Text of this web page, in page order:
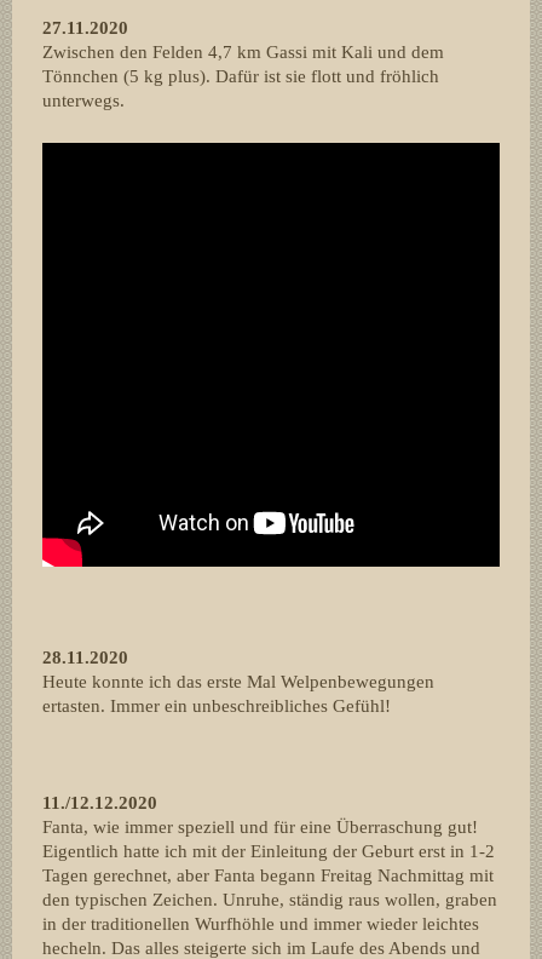
27.11.2020
Zwischen den Felden 4,7 km Gassi mit Kali und dem
Tönnchen (5 kg plus). Dafür ist sie flott und fröhlich
unterwegs.
28.11.2020
Heute konnte ich das erste Mal Welpenbewegungen
ertasten. Immer ein unbeschreibliches Gefühl!
11./12.12.2020
Fanta, wie immer speziell und für eine Überraschung gut!
Eigentlich hatte ich mit der Einleitung der Geburt erst in 1-2
Tagen gerechnet, aber Fanta begann Freitag Nachmittag mit
den typischen Zeichen. Unruhe, ständig raus wollen, graben
in der traditionellen Wurfhöhle und immer wieder leichtes
hecheln. Das alles steigerte sich im Laufe des Abends und